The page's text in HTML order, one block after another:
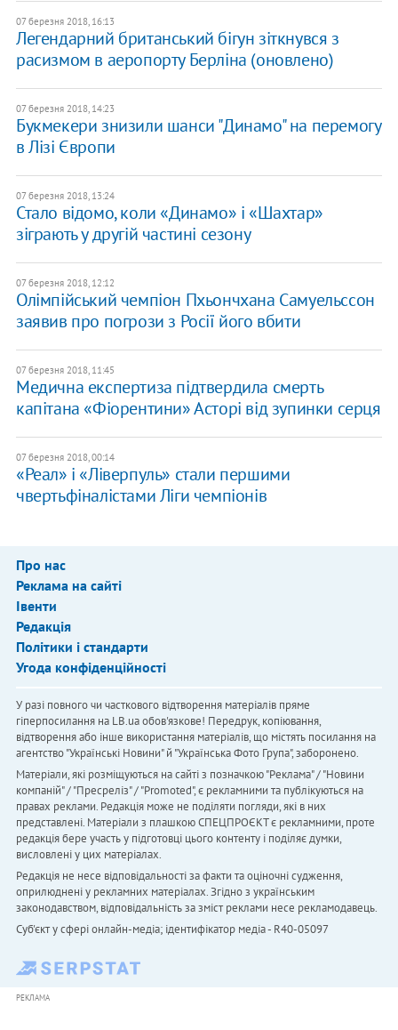
07 березня 2018, 16:13
Легендарний британський бігун зіткнувся з
расизмом в аеропорту Берліна (оновлено)
07 березня 2018, 14:23
Букмекери знизили шанси "Динамо" на перемогу
в Лізі Європи
07 березня 2018, 13:24
Стало відомо, коли «Динамо» і «Шахтар»
зіграють у другій частині сезону
07 березня 2018, 12:12
Олімпійський чемпіон Пхьончхана Самуельссон
заявив про погрози з Росії його вбити
07 березня 2018, 11:45
Медична експертиза підтвердила смерть
капітана «Фіорентини» Асторі від зупинки серця
07 березня 2018, 00:14
«Реал» і «Ліверпуль» стали першими
чвертьфіналістами Ліги чемпіонів
Про нас
Реклама на сайті
Івенти
Редакція
Політики і стандарти
Угода конфіденційності
У разі повного чи часткового відтворення матеріалів пряме
гіперпосилання на LB.ua обов'язкове! Передрук, копіювання,
відтворення або інше використання матеріалів, що містять посилання на
агентство "Українськi Новини" й "Українська Фото Група", заборонено.
Матеріали, які розміщуються на сайті з позначкою "Реклама" / "Новини
компаній" / "Пресреліз" / "Promoted", є рекламними та публікуються на
правах реклами. Редакція може не поділяти погляди, які в них
представлені. Матеріали з плашкою СПЕЦПРОЄКТ є рекламними, проте
редакція бере участь у підготовці цього контенту і поділяє думки,
висловлені у цих матеріалах.
Редакція не несе відповідальності за факти та оціночні судження,
оприлюднені у рекламних матеріалах. Згідно з українським
законодавством, відповідальність за зміст реклами несе рекламодавець.
Cуб'єкт у сфері онлайн-медіа; ідентифікатор медіа - R40-05097
РЕКЛАМА